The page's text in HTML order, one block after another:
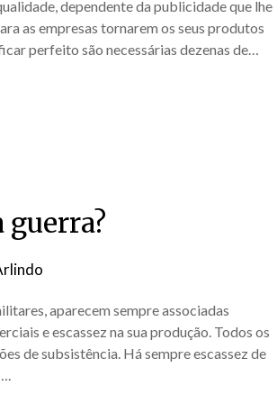
dependente da publicidade que lhe
as empresas tornarem os seus produtos
perfeito são necessárias dezenas de…
guerra?
aparecem sempre associadas
e escassez na sua produção. Todos os
de subsistência. Há sempre escassez de